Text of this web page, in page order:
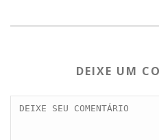
DEIXE UM